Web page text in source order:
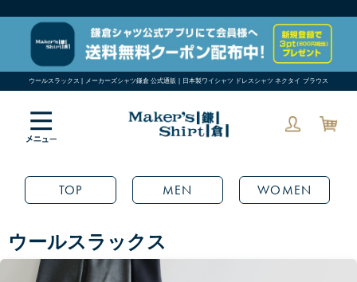
ウールスラックス | メーカーズシャツ鎌倉 公式通販 | 日本製ワイシャツ ドレスシャツ ネクタイ ブラウス
TOP MEN WOMEN
ウールスラックス